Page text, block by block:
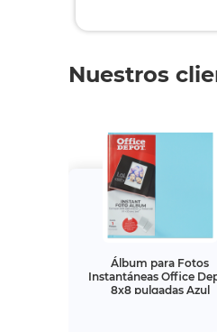
Nuestros
Álbum para Fotos
Instantáneas Office
8x8 pulgadas Azul